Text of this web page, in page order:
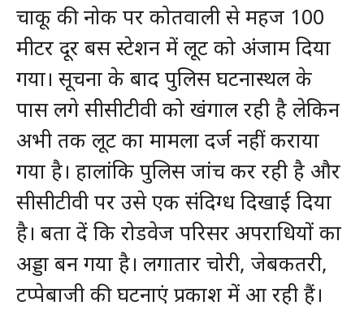
चाकू की नोक पर कोतवाली से महज 100
मीटर दूर बस स्टेशन में लूट को अंजाम दिया
गया। सूचना के बाद पुलिस घटनास्थल के
पास लगे सीसीटीवी को खंगाल रही है लेकिन
अभी तक लूट का मामला दर्ज नहीं कराया
गया है। हालांकि पुलिस जांच कर रही है और
सीसीटीवी पर उसे एक संदिग्ध दिखाई दिया
है। बता दें कि रोडवेज परिसर अपराधियों का
अड्डा बन गया है। लगातार चोरी, जेबकतरी,
टप्पेबाजी की घटनाएं प्रकाश में आ रही हैं।